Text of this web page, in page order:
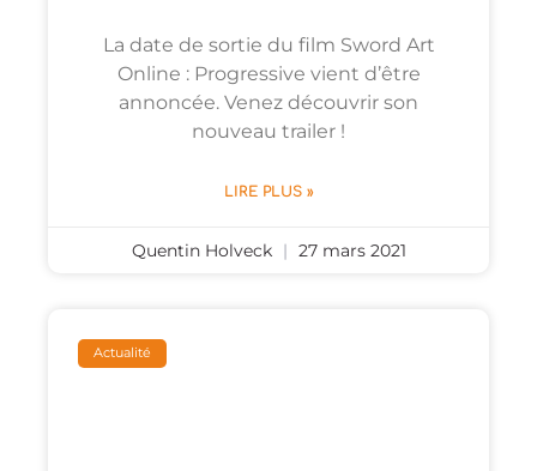
La date de sortie du film Sword Art
Online : Progressive vient d’être
annoncée. Venez découvrir son
nouveau trailer !
LIRE PLUS »
Quentin Holveck 27 mars 2021
Actualité